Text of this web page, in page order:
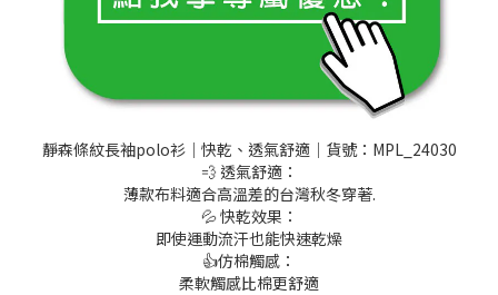
靜森條紋長袖polo衫｜快乾、透氣舒適│貨號：MPL_24030
💨 透氣舒適：
薄款布料適合高溫差的台灣秋冬穿著.
💦 快乾效果：
即使運動流汗也能快速乾燥
👍仿棉觸感：
柔軟觸感比棉更舒適